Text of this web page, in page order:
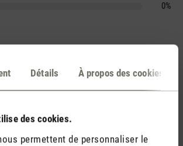
Détails À propos des cookies
des cookies.
permettent de personnaliser le
0%
n'a été trouvé. Partagez vos idées avec